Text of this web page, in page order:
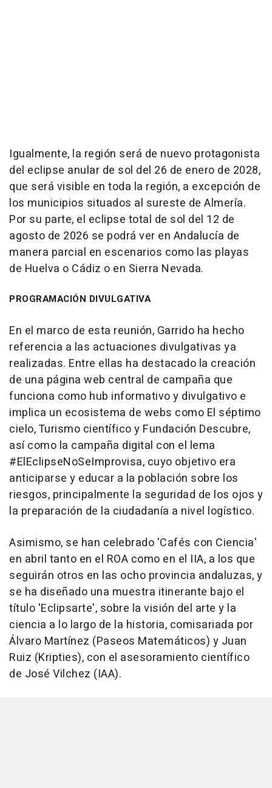
Igualmente, la región será de nuevo protagonista
del eclipse anular de sol del 26 de enero de 2028,
que será visible en toda la región, a excepción de
los municipios situados al sureste de Almería.
Por su parte, el eclipse total de sol del 12 de
agosto de 2026 se podrá ver en Andalucía de
manera parcial en escenarios como las playas
de Huelva o Cádiz o en Sierra Nevada.
PROGRAMACIÓN DIVULGATIVA
En el marco de esta reunión, Garrido ha hecho
referencia a las actuaciones divulgativas ya
realizadas. Entre ellas ha destacado la creación
de una página web central de campaña que
funciona como hub informativo y divulgativo e
implica un ecosistema de webs como El séptimo
cielo, Turismo científico y Fundación Descubre,
así como la campaña digital con el lema
#ElEclipseNoSeImprovisa, cuyo objetivo era
anticiparse y educar a la población sobre los
riesgos, principalmente la seguridad de los ojos y
la preparación de la ciudadanía a nivel logístico.
Asimismo, se han celebrado 'Cafés con Ciencia'
en abril tanto en el ROA como en el IIA, a los que
seguirán otros en las ocho provincia andaluzas, y
se ha diseñado una muestra itinerante bajo el
título 'Eclipsarte', sobre la visión del arte y la
ciencia a lo largo de la historia, comisariada por
Álvaro Martínez (Paseos Matemáticos) y Juan
Ruiz (Kripties), con el asesoramiento científico
de José Vilchez (IAA).